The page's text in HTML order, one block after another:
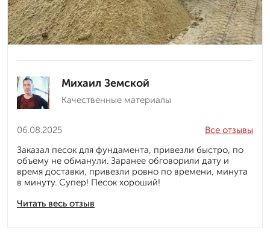
Михаил Земской
Качественные материалы
06.08.2025
Читать весь отзыв
Все отзывы
Заказал песок для фундамента, привезли быстро, по
объему не обманули. Заранее обговорили дату и
время доставки, привезли ровно по времени, минута
в минуту. Супер! Песок хороший!